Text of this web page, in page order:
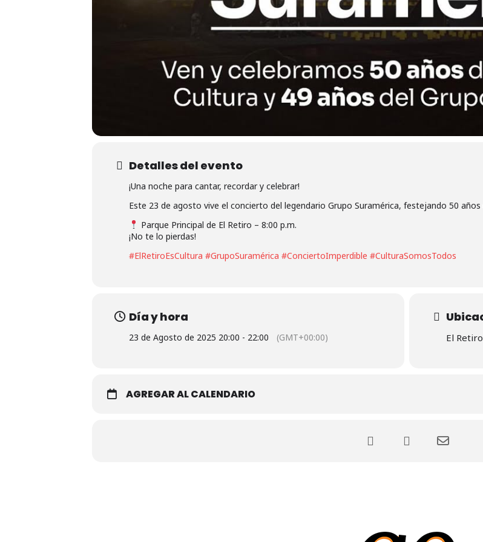
Detalles del evento
¡Una noche para cantar, recordar y celebrar!
Este 23 de agosto vive el concierto del legendario Grupo Suramérica, festejando 50
Parque Principal de El Retiro – 8:00 p.m.
¡No te lo pierdas!
#ElRetiroEsCultura #GrupoSuramérica #ConciertoImperdible #CulturaSomosTodos
Día y hora
23 de Agosto de 2025 20:00 - 22:00 (GMT+00:00) El Retiro
AGREGAR AL CALENDARIO